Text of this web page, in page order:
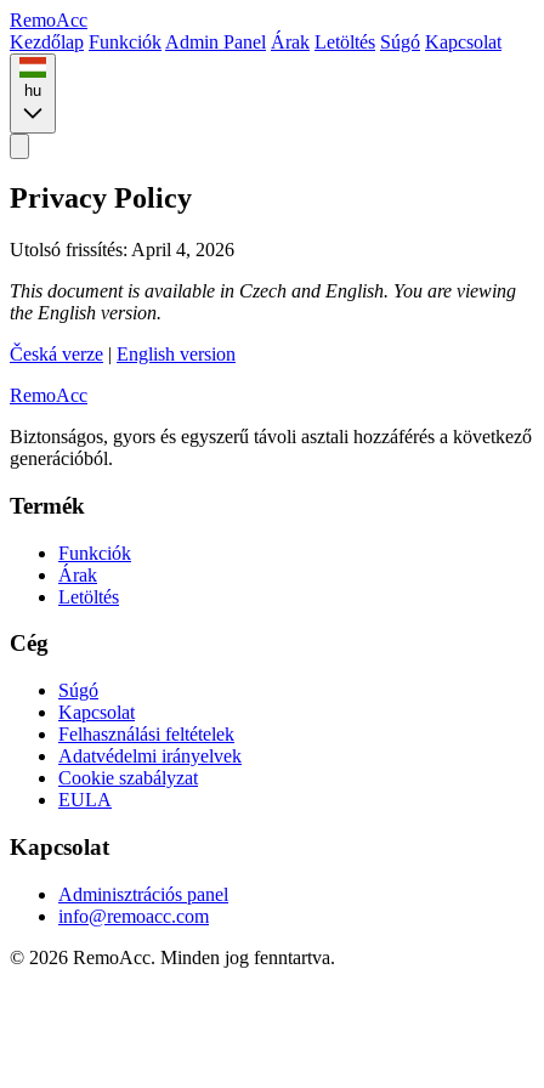
RemoAcc
Kezdőlap Funkciók Admin Panel Árak Letöltés Súgó Kapcsolat
hu
Privacy Policy
Utolsó frissítés: April 4, 2026
This document is available in Czech and English. You are viewing
the English version.
Česká verze | English version
RemoAcc
Biztonságos, gyors és egyszerű távoli asztali hozzáférés a következő
generációból.
Termék
Funkciók
Árak
Letöltés
Cég
Súgó
Kapcsolat
Felhasználási feltételek
Adatvédelmi irányelvek
Cookie szabályzat
EULA
Kapcsolat
Adminisztrációs panel
info@remoacc.com
© 2026 RemoAcc. Minden jog fenntartva.